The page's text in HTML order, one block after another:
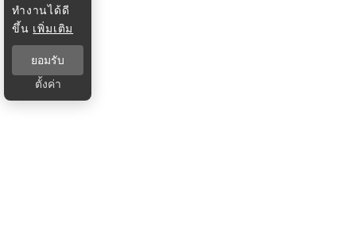
ทำงานได้ดี
ขึ้น เพิ่มเติม
ยอมรับ
ตั้งค่า